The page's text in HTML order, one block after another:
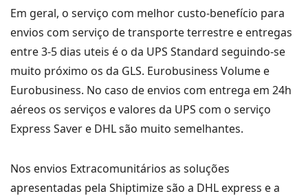
Em geral, o serviço com melhor custo-benefício para
envios com serviço de transporte terrestre e entregas
entre 3-5 dias uteis é o da UPS Standard seguindo-se
muito próximo os da GLS. Eurobusiness Volume e
Eurobusiness. No caso de envios com entrega em 24h
aéreos os serviços e valores da UPS com o serviço
Express Saver e DHL são muito semelhantes.
Nos envios Extracomunitários as soluções
apresentadas pela Shiptimize são a DHL express e a